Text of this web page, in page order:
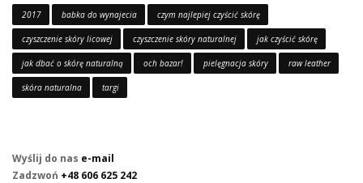
2017 babka do wynajecia czym najlepiej czyścić skórę
czyszczenie skóry licowej czyszczenie skóry naturalnej jak czyścić skórę
jak dbać o skórę naturalną och bazar! pielęgnacja skóry raw leather
skóra naturalna targi
Wyślij do nas e-mail
Zadzwoń +48 606 625 242